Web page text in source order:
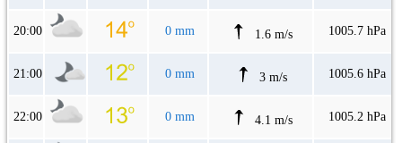
20:00 0 mm 1.6 m/s 1005.7 hPa
21:00 0 mm 3 m/s 1005.6 hPa
22:00 0 mm 4.1 m/s 1005.2 hPa